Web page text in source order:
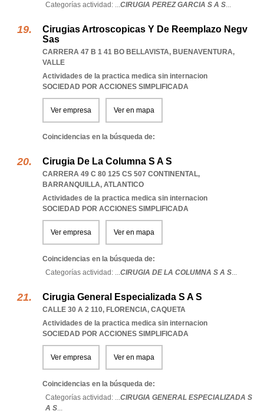
Categorías actividad: ...CIRUGIA PEREZ GARCIA S A S...
Cirugias Artroscopicas Y De Reemplazo Negv
Sas
CARRERA 47 B 1 41 BO BELLAVISTA, BUENAVENTURA,
VALLE
Actividades de la practica medica sin internacion
SOCIEDAD POR ACCIONES SIMPLIFICADA
Ver empresa Ver en mapa
Coincidencias en la búsqueda de:
Cirugia De La Columna S A S
CARRERA 49 C 80 125 CS 507 CONTINENTAL,
BARRANQUILLA, ATLANTICO
Actividades de la practica medica sin internacion
SOCIEDAD POR ACCIONES SIMPLIFICADA
Ver empresa Ver en mapa
Coincidencias en la búsqueda de:
Categorías actividad: ...CIRUGIA DE LA COLUMNA S A S...
Cirugia General Especializada S A S
CALLE 30 A 2 110, FLORENCIA, CAQUETA
Actividades de la practica medica sin internacion
SOCIEDAD POR ACCIONES SIMPLIFICADA
Ver empresa Ver en mapa
Coincidencias en la búsqueda de:
Categorías actividad: ...CIRUGIA GENERAL ESPECIALIZADA S
A S...